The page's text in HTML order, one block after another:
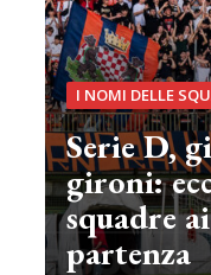
I NOMI DELLE
Serie D,
gironi:
squadre
partenza